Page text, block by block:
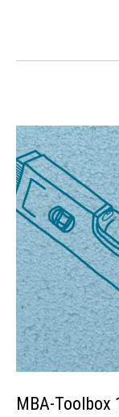
MBA-Toolbox